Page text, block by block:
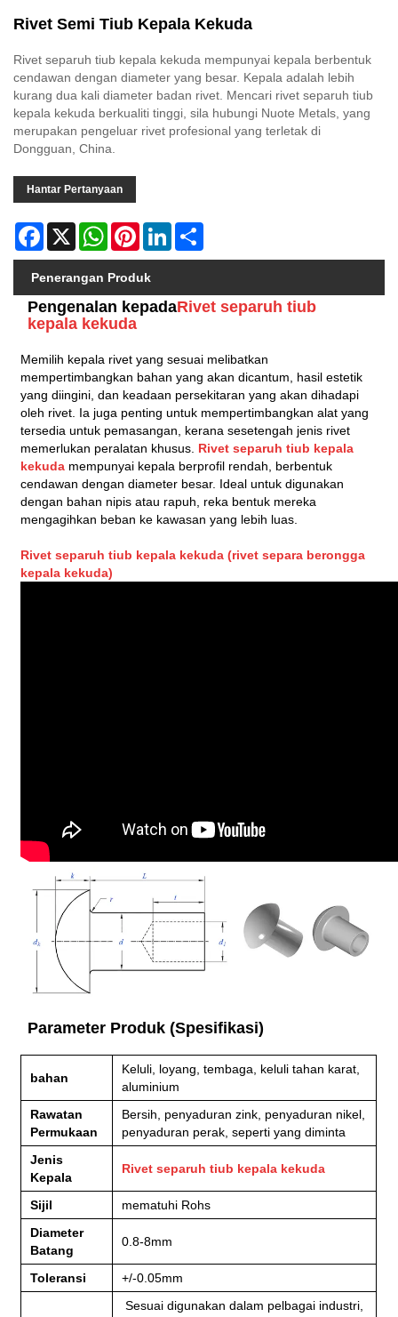
Rivet Semi Tiub Kepala Kekuda
Rivet separuh tiub kepala kekuda mempunyai kepala berbentuk
cendawan dengan diameter yang besar. Kepala adalah lebih
kurang dua kali diameter badan rivet. Mencari rivet separuh tiub
kepala kekuda berkualiti tinggi, sila hubungi Nuote Metals, yang
merupakan pengeluar rivet profesional yang terletak di
Dongguan, China.
Hantar Pertanyaan
Facebook
X WhatsAppPinterestLinkedIn
Penerangan Produk
Pengenalan kepadaRivet separuh tiub
kepala kekuda
Memilih kepala rivet yang sesuai melibatkan
mempertimbangkan bahan yang akan dicantum, hasil estetik
yang diingini, dan keadaan persekitaran yang akan dihadapi
oleh rivet. Ia juga penting untuk mempertimbangkan alat yang
tersedia untuk pemasangan, kerana sesetengah jenis rivet
memerlukan peralatan khusus. Rivet separuh tiub kepala
kekuda mempunyai kepala berprofil rendah, berbentuk
cendawan dengan diameter besar. Ideal untuk digunakan
dengan bahan nipis atau rapuh, reka bentuk mereka
mengagihkan beban ke kawasan yang lebih luas.
Rivet separuh tiub kepala kekuda (rivet separa berongga
kepala kekuda)
Parameter Produk (Spesifikasi)
bahan
Keluli, loyang, tembaga, keluli tahan karat,
aluminium
Rawatan
Permukaan
Bersih, penyaduran zink, penyaduran nikel,
penyaduran perak, seperti yang diminta
Jenis
Kepala
Rivet separuh tiub kepala kekuda
Sijil
mematuhi Rohs
Diameter
Batang
0.8-8mm
Toleransi +/-0.05mm
Sesuai digunakan dalam pelbagai industri,